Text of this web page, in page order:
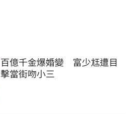
百億千金爆婚變　富少尪遭目
擊當街吻小三